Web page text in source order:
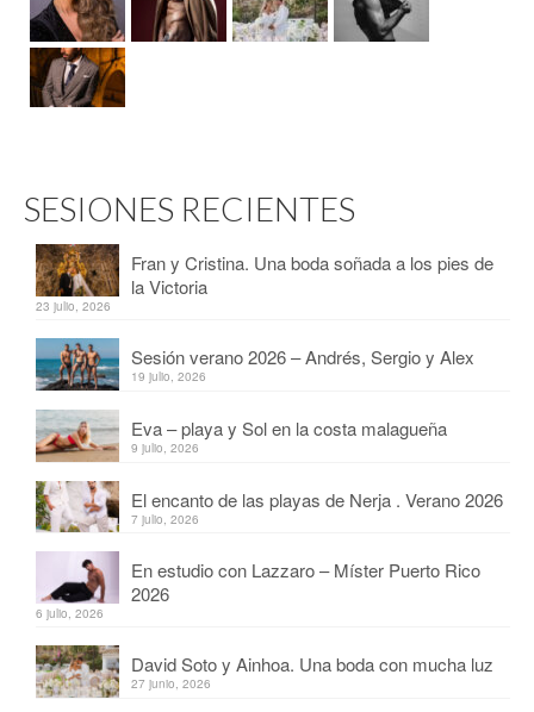
SESIONES RECIENTES
Fran y Cristina. Una boda soñada a los pies de
la Victoria
23 julio, 2026
Sesión verano 2026 – Andrés, Sergio y Alex
19 julio, 2026
Eva – playa y Sol en la costa malagueña
9 julio, 2026
El encanto de las playas de Nerja . Verano 2026
7 julio, 2026
En estudio con Lazzaro – Míster Puerto Rico
2026
6 julio, 2026
David Soto y Ainhoa. Una boda con mucha luz
27 junio, 2026